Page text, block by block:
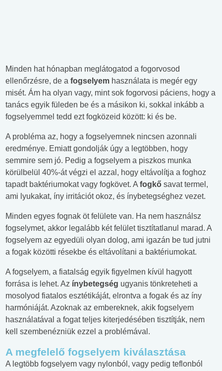
Minden hat hónapban meglátogatod a fogorvosod
ellenőrzésre, de a fogselyem használata is megér egy
misét. Ám ha olyan vagy, mint sok fogorvosi páciens, hogy a
tanács egyik füleden be és a másikon ki, sokkal inkább a
fogselyemmel tedd ezt fogközeid között: ki és be.
A probléma az, hogy a fogselyemnek nincsen azonnali
eredménye. Emiatt gondolják úgy a legtöbben, hogy
semmire sem jó. Pedig a fogselyem a piszkos munka
körülbelül 40%-át végzi el azzal, hogy eltávolítja a foghoz
tapadt baktériumokat vagy fogkövet. A fogkő savat termel,
ami lyukakat, íny irritációt okoz, és ínybetegséghez vezet.
Minden egyes fognak öt felülete van. Ha nem használsz
fogselymet, akkor legalább két felület tisztítatlanul marad. A
fogselyem az egyedüli olyan dolog, ami igazán be tud jutni
a fogak közötti résekbe és eltávolítani a baktériumokat.
A fogselyem, a fiatalság egyik figyelmen kívül hagyott
forrása is lehet. Az ínybetegség ugyanis tönkreteheti a
mosolyod fiatalos esztétikáját, elrontva a fogak és az íny
harmóniáját. Azoknak az embereknek, akik fogselyem
használatával a fogat teljes kiterjedésében tisztítják, nem
kell szembenézniük ezzel a problémával.
A megfelelő fogselyem kiválasztása
A legtöbb fogselyem vagy nylonból, vagy pedig teflonból